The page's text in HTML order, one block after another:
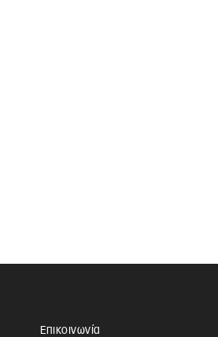
Επικοινωνία